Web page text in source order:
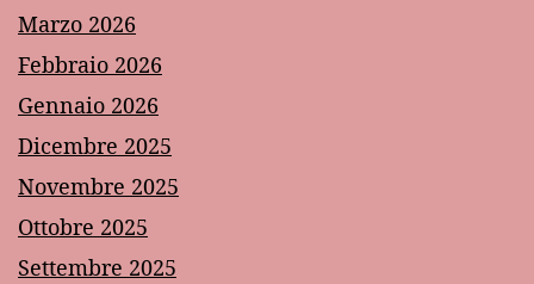
Marzo 2026
Febbraio 2026
Gennaio 2026
Dicembre 2025
Novembre 2025
Ottobre 2025
Settembre 2025